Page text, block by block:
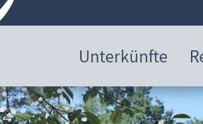
Unterkünfte